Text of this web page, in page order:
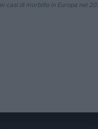
casi di morbillo in Europa nel